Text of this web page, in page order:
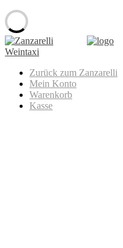
Skip
to
WeintaxiZurück zum Zanzarelli
Mein Konto
Warenkorb
Kasse